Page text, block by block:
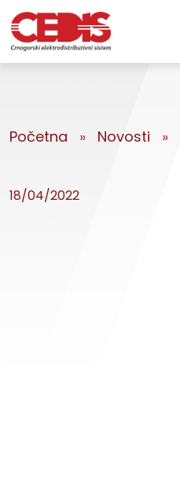
Početna » Novosti »
18/04/2022